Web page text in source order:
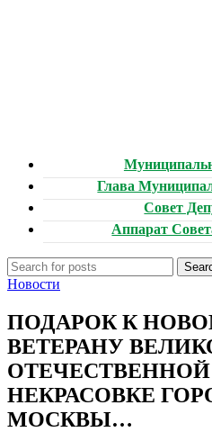
Глава
Совет
Аппарат
Новости
ПОДАРОК К
ВЕТЕРАНУ
НЕКРАСОВКЕ
МОСКВЫ…